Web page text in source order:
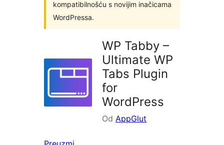
kompatibilnošću s novijim inačicama
WordPressa.
WP Tabby –
Ultimate WP
Tabs Plugin
for
WordPress
Od AppGlut